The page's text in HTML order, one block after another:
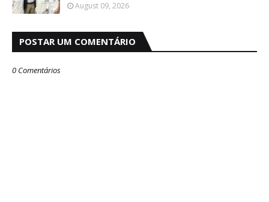
August 09, 2026
POSTAR UM COMENTÁRIO
0 Comentários